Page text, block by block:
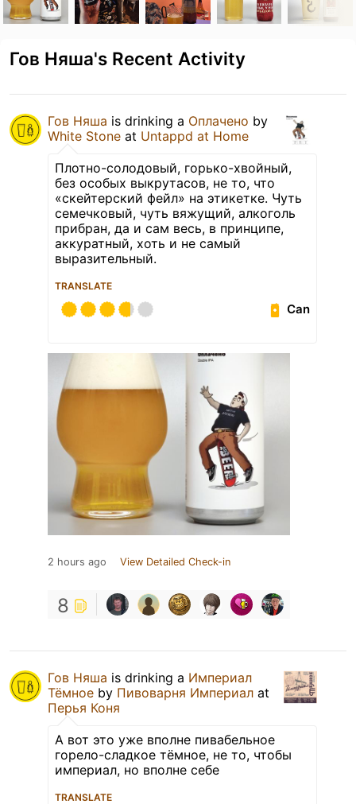
Гов Няша's Recent Activity
Гов Няша is drinking a Оплачено by
White Stone at Untappd at Home
Плотно-солодовый, горько-хвойный,
без особых выкрутасов, не то, что
«скейтерский фейл» на этикетке. Чуть
семечковый, чуть вяжущий, алкоголь
прибран, да и сам весь, в принципе,
аккуратный, хоть и не самый
выразительный.
TRANSLATE
Can
2 hours ago View Detailed Check-in
8
Гов Няша is drinking a Империал
Тёмное by Пивоварня Империал at
Перья Коня
А вот это уже вполне пивабельное
горело-сладкое тёмное, не то, чтобы
империал, но вполне себе
TRANSLATE